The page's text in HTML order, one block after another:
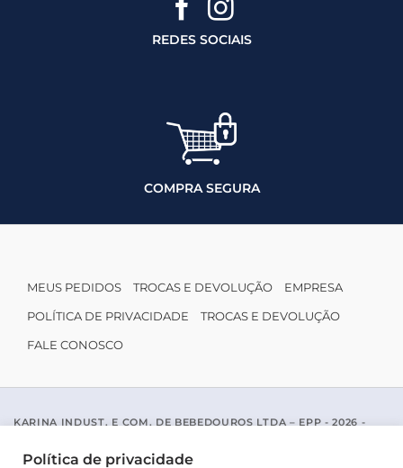
REDES SOCIAIS
COMPRA SEGURA
MEUS PEDIDOS TROCAS E DEVOLUÇÃO EMPRESA
POLÍTICA DE PRIVACIDADE TROCAS E DEVOLUÇÃO
FALE CONOSCO
KARINA INDUST. E COM. DE BEBEDOUROS LTDA – EPP - 2026 -
DO RIO PRETO / SP - CEP 15077-456
Política de privacidade